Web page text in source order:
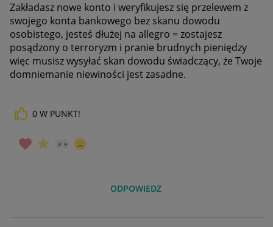
Zakładasz nowe konto i weryfikujesz się przelewem z
swojego konta bankowego bez skanu dowodu
osobistego, jesteś dłużej na allegro = zostajesz
posądzony o terroryzm i pranie brudnych pieniędzy
więc musisz wysyłać skan dowodu świadczący, że Twoje
domniemanie niewiności jest zasadne.
0 W PUNKT!
ODPOWIEDZ